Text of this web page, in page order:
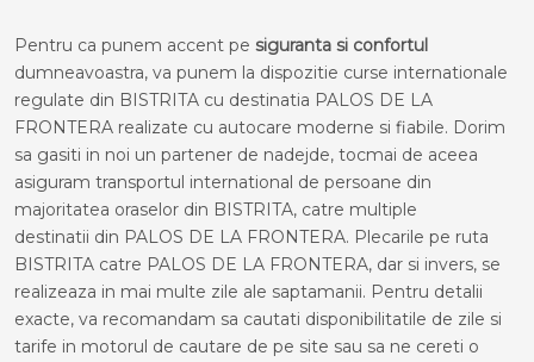
Pentru ca punem accent pe siguranta si confortul
dumneavoastra, va punem la dispozitie curse internationale
regulate din BISTRITA cu destinatia PALOS DE LA
FRONTERA realizate cu autocare moderne si fiabile. Dorim
sa gasiti in noi un partener de nadejde, tocmai de aceea
asiguram transportul international de persoane din
majoritatea oraselor din BISTRITA, catre multiple
destinatii din PALOS DE LA FRONTERA. Plecarile pe ruta
BISTRITA catre PALOS DE LA FRONTERA, dar si invers, se
realizeaza in mai multe zile ale saptamanii. Pentru detalii
exacte, va recomandam sa cautati disponibilitatile de zile si
tarife in motorul de cautare de pe site sau sa ne cereti o